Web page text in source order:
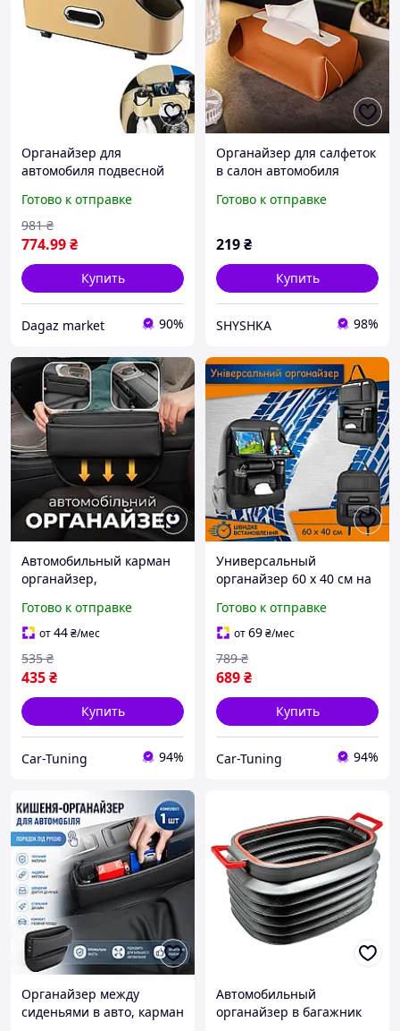
Органайзер для
автомобиля подвесной
Multi Functional Storage
Rack GW-819
Готово к отправке
774.99₴
981 ₴
Купить
Dagaz market 90%
Органайзер для салфеток
в салон автомобиля
коричневом цвете
Готово к отправке
219₴
Купить
SHYSHKA 98%
Автомобильный карман
органайзер,
органайзер между
сиденьями, карман на
сиденье автомобиля
Готово к отправке
от44₴/мес
435₴
535 ₴
Купить
Car-Tuning 94%
Универсальный
органайзер 60 x 40 см на
автомобиля 6 карманов
цвет черный
Готово к отправке
от69₴/мес
689₴
789 ₴
Купить
Car-Tuning 94%
Органайзер между
сиденьями в авто, карман
Автомобильный
органайзер в багажник